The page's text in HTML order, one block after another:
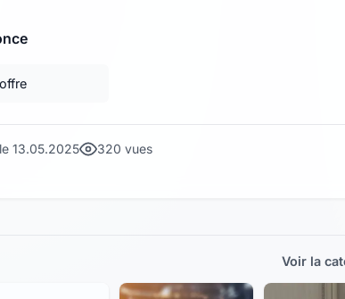
offre
13.05.2025 320 vues
Voir la